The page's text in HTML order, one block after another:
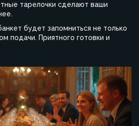
тарелочки сделают ваши
будет запомниться не только
подачи. Приятного готовки и